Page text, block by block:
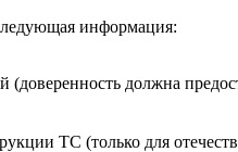
информация:
(доверенность должна
ТС (только для